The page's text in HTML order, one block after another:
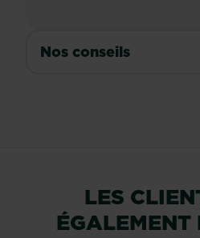
Nos conseils
LES
ÉGALEMENT